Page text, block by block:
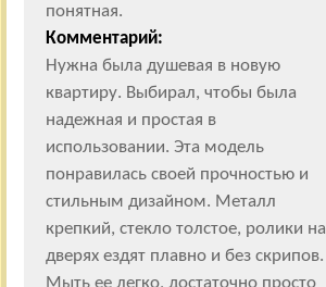
понятная.
Комментарий:
Нужна была душевая в новую
квартиру. Выбирал, чтобы была
надежная и простая в
использовании. Эта модель
понравилась своей прочностью и
стильным дизайном. Металл
крепкий, стекло толстое, ролики на
дверях ездят плавно и без скрипов.
Мыть ее легко, достаточно просто